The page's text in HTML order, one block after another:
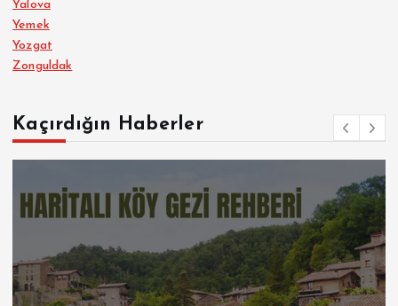
Yalova
Yemek
Yozgat
Zonguldak
Kaçırdığın Haberler